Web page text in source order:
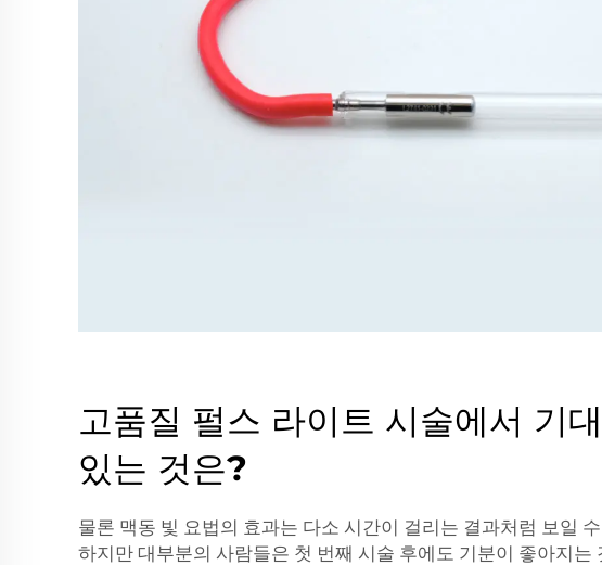
고품질 펄스 라이트 시술에서 기
있는 것은?
물론 맥동 빛 요법의 효과는 다소 시간이 걸리는 결과처럼 보일
하지만 대부분의 사람들은 첫 번째 시술 후에도 기분이 좋아지는